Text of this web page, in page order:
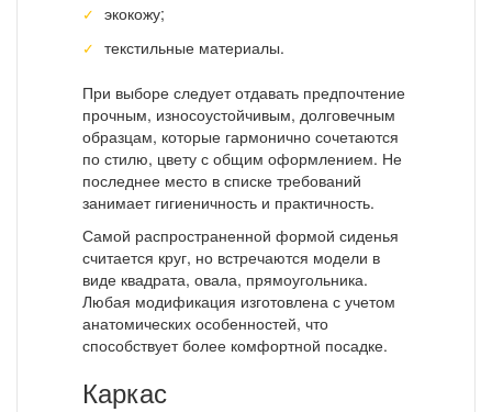
экокожу;
текстильные материалы.
При выборе следует отдавать предпочтение
прочным, износоустойчивым, долговечным
образцам, которые гармонично сочетаются
по стилю, цвету с общим оформлением. Не
последнее место в списке требований
занимает гигиеничность и практичность.
Самой распространенной формой сиденья
считается круг, но встречаются модели в
виде квадрата, овала, прямоугольника.
Любая модификация изготовлена с учетом
анатомических особенностей, что
способствует более комфортной посадке.
Каркас